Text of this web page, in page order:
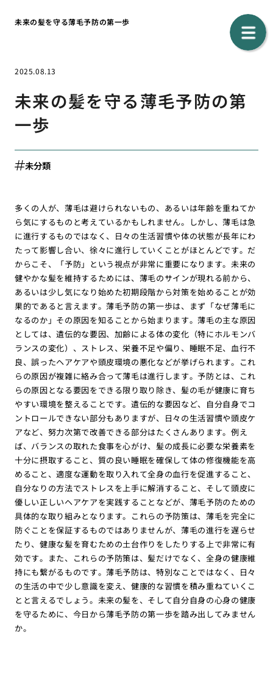
未来の髪を守る薄毛予防の第一歩
2025.08.13
未来の髪を守る薄毛予防の第
一歩
未分類
多くの人が、薄毛は避けられないもの、あるいは年齢を重ねてか
ら気にするものと考えているかもしれません。しかし、薄毛は急
に進行するものではなく、日々の生活習慣や体の状態が長年にわ
たって影響し合い、徐々に進行していくことがほとんどです。だ
からこそ、「予防」という視点が非常に重要になります。未来の
健やかな髪を維持するためには、薄毛のサインが現れる前から、
あるいは少し気になり始めた初期段階から対策を始めることが効
果的であると言えます。薄毛予防の第一歩は、まず「なぜ薄毛に
なるのか」その原因を知ることから始まります。薄毛の主な原因
としては、遺伝的な要因、加齢による体の変化（特にホルモンバ
ランスの変化）、ストレス、栄養不足や偏り、睡眠不足、血行不
良、誤ったヘアケアや頭皮環境の悪化などが挙げられます。これ
らの原因が複雑に絡み合って薄毛は進行します。予防とは、これ
らの原因となる要因をできる限り取り除き、髪の毛が健康に育ち
やすい環境を整えることです。遺伝的な要因など、自分自身でコ
ントロールできない部分もありますが、日々の生活習慣や頭皮ケ
アなど、努力次第で改善できる部分はたくさんあります。例え
ば、バランスの取れた食事を心がけ、髪の成長に必要な栄養素を
十分に摂取すること、質の良い睡眠を確保して体の修復機能を高
めること、適度な運動を取り入れて全身の血行を促進すること、
自分なりの方法でストレスを上手に解消すること、そして頭皮に
優しい正しいヘアケアを実践することなどが、薄毛予防のための
具体的な取り組みとなります。これらの予防策は、薄毛を完全に
防ぐことを保証するものではありませんが、薄毛の進行を遅らせ
たり、健康な髪を育むための土台作りをしたりする上で非常に有
効です。また、これらの予防策は、髪だけでなく、全身の健康維
持にも繋がるものです。薄毛予防は、特別なことではなく、日々
の生活の中で少し意識を変え、健康的な習慣を積み重ねていくこ
とと言えるでしょう。未来の髪を、そして自分自身の心身の健康
を守るために、今日から薄毛予防の第一歩を踏み出してみません
か。